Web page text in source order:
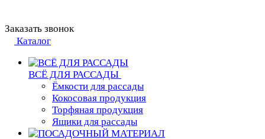
Заказать звонок
Каталог
ВСЁ ДЛЯ РАССАДЫ
Ёмкости для рассады
Кокосовая продукция
Торфяная продукция
Ящики для рассады